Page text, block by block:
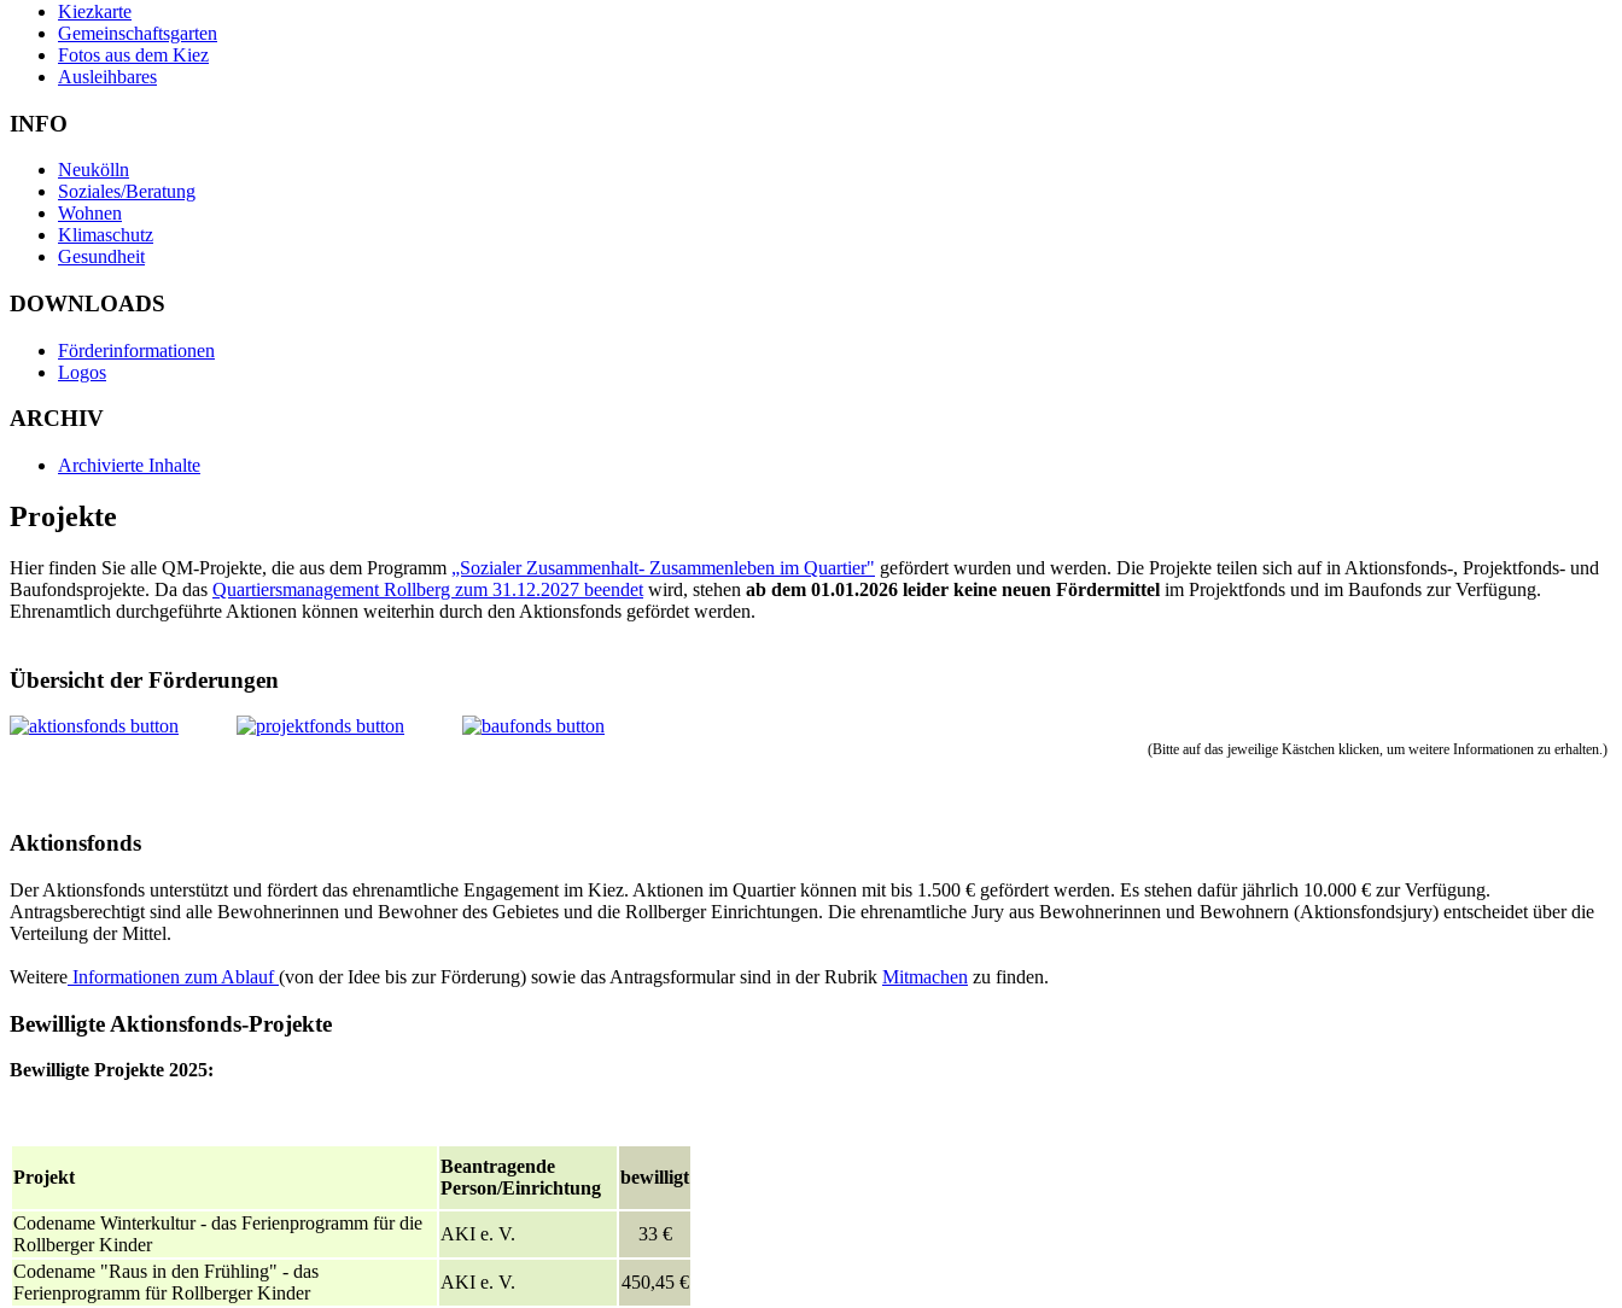
Kiezkarte
Gemeinschaftsgarten
Fotos aus dem Kiez
Ausleihbares
INFO
Neukölln
Soziales/Beratung
Wohnen
Klimaschutz
Gesundheit
DOWNLOADS
Förderinformationen
Logos
ARCHIV
Archivierte Inhalte
Projekte
Hier finden Sie alle QM-Projekte, die aus dem Programm „Sozialer Zusammenhalt- Zusammenleben im Quartier" gefördert wurden und werden. Die Projekte teilen sich auf in Aktionsfonds-, Projektfonds- und
Baufondsprojekte. Da das Quartiersmanagement Rollberg zum 31.12.2027 beendet wird, stehen ab dem 01.01.2026 leider keine neuen Fördermittel im Projektfonds und im Baufonds zur Verfügung.
Ehrenamtlich durchgeführte Aktionen können weiterhin durch den Aktionsfonds gefördet werden.
Übersicht der Förderungen
(Bitte auf das jeweilige Kästchen klicken, um weitere Informationen zu erhalten.)
Aktionsfonds
Der Aktionsfonds unterstützt und fördert das ehrenamtliche Engagement im Kiez. Aktionen im Quartier können mit bis 1.500 € gefördert werden. Es stehen dafür jährlich 10.000 € zur Verfügung.
Antragsberechtigt sind alle Bewohnerinnen und Bewohner des Gebietes und die Rollberger Einrichtungen. Die ehrenamtliche Jury aus Bewohnerinnen und Bewohnern (Aktionsfondsjury) entscheidet über die
Verteilung der Mittel.
Weitere Informationen zum Ablauf(von der Idee bis zur Förderung) sowie das Antragsformular sind in der Rubrik Mitmachen zu finden.
Bewilligte Aktionsfonds-Projekte
Bewilligte Projekte 2025:
Projekt
Beantragende
Person/Einrichtung
bewilligt
Codename Winterkultur - das Ferienprogramm für die
Rollberger Kinder
AKI e. V.
33 €
Codename "Raus in den Frühling" - das
Ferienprogramm für Rollberger Kinder
AKI e. V. 450,45 €